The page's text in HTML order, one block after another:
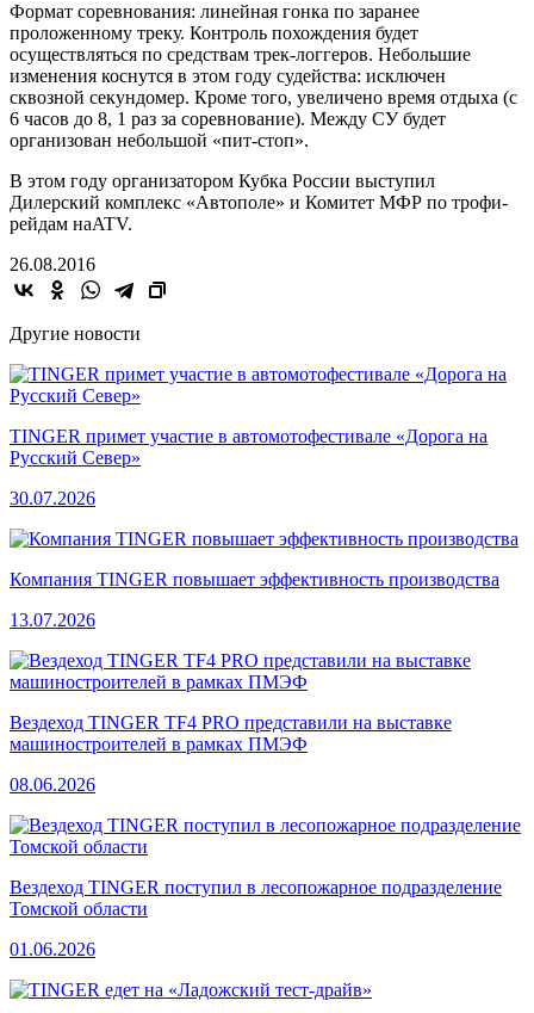
Формат соревнования: линейная гонка по заранее
проложенному треку. Контроль похождения будет
осуществляться по средствам трек-логгеров. Небольшие
изменения коснутся в этом году судейства: исключен
сквозной секундомер. Кроме того, увеличено время отдыха (с
6 часов до 8, 1 раз за соревнование). Между СУ будет
организован небольшой «пит-стоп».
В этом году организатором Кубка России выступил
Дилерский комплекс «Автополе» и Комитет МФР по трофи-
рейдам наATV.
26.08.2016
Другие новости
TINGER примет участие в автомотофестивале «Дорога на
Русский Север»
30.07.2026
Компания TINGER повышает эффективность производства
13.07.2026
Вездеход TINGER TF4 PRO представили на выставке
машиностроителей в рамках ПМЭФ
08.06.2026
Вездеход TINGER поступил в лесопожарное подразделение
Томской области
01.06.2026